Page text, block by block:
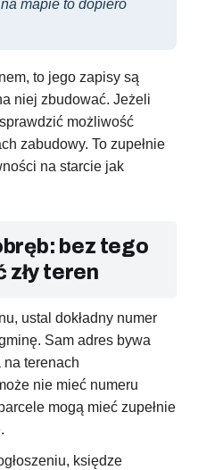
mapie to dopiero
to jego zapisy są
niej zbudować. Jeżeli
możliwość
zabudowy. To zupełnie
na starcie jak
bez tego
zły teren
ustal dokładny numer
Sam adres bywa
na terenach
nie mieć numeru
mogą mieć zupełnie
księdze